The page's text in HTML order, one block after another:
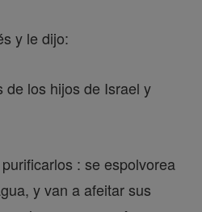
y le dijo:
de los hijos de Israel y
: se espolvorea
y van a afeitar sus